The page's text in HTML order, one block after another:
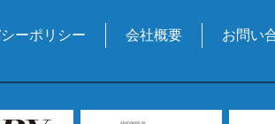
ーポリシー 会社概要 お問い